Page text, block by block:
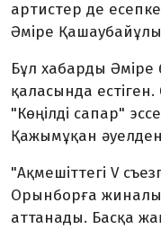
артистер де
Әміре
Бұл хабарды
қаласында
"Көңілді сапар"
Қажымұқан
"Ақмешіттегі V
Орынборға
аттанады. Басқа